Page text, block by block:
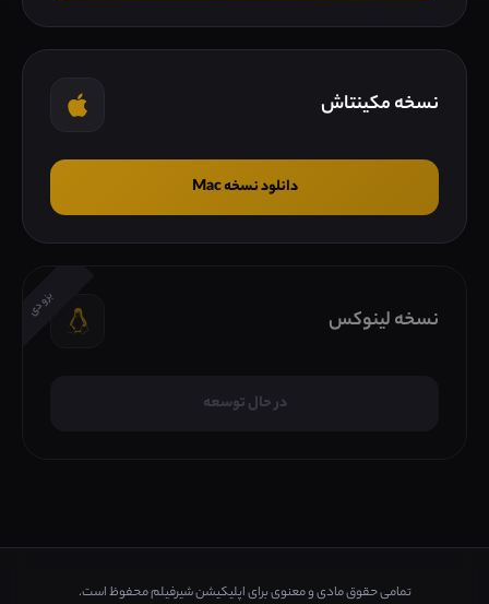
نسخه مکینتاش
دانلود نسخه Mac
بزودی
نسخه لینوکس
در حال توسعه
تمامی حقوق مادی و معنوی برای اپلیکیشن شیرفیلم محفوظ است.